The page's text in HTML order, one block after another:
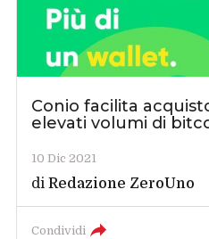
Conio facilita
elevati volumi di
10 Dic 2021
diRedazione ZeroUno
Condividi